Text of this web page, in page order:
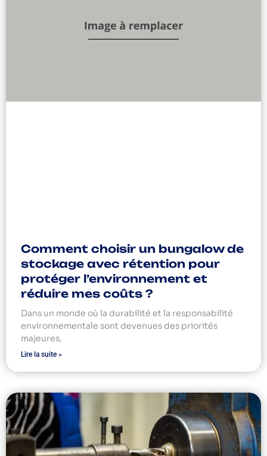
Comment choisir un bungalow de
stockage avec rétention pour
protéger l’environnement et
réduire mes coûts ?
Dans un monde où la durabilité et la responsabilité
environnementale sont devenues des priorités
majeures,
Lire la suite »